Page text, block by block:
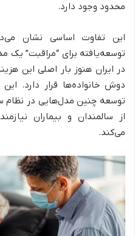
محدود وجود دارد.
این تفاوت اساسی نشان
توسعه‌یافته برای “مراقبت” یک
در ایران هنوز بار اصلی این
دوش خانواده‌ها قرار دارد.
توسعه چنین مدل‌هایی در نظام
از سالمندان و بیماران
می‌کند.